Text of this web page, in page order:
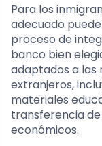
Para los
adecuado
proceso de
banco bien
adaptados a las
extranjeros,
materiales
transferencia
económicos.